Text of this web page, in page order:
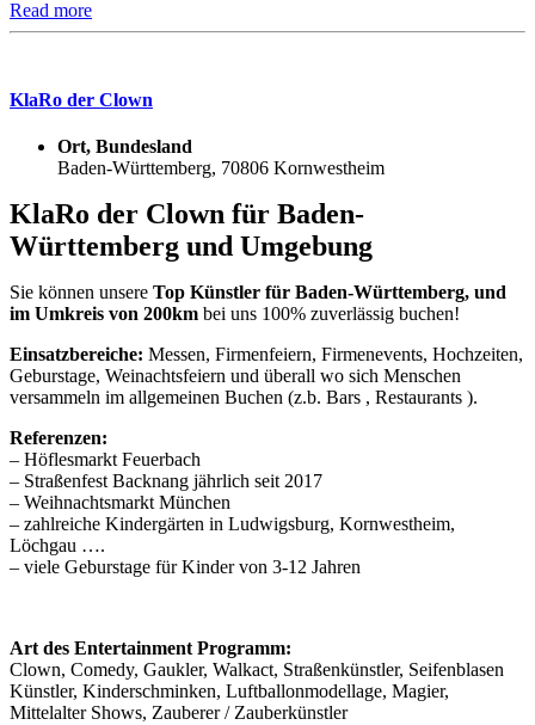
Read more
KlaRo der Clown
Ort, Bundesland
Baden-Württemberg, 70806 Kornwestheim
KlaRo der Clown für Baden-
Württemberg und Umgebung
Sie können unsere Top Künstler für Baden-Württemberg, und
im Umkreis von 200km bei uns 100% zuverlässig buchen!
Einsatzbereiche: Messen, Firmenfeiern, Firmenevents, Hochzeiten,
Geburstage, Weinachtsfeiern und überall wo sich Menschen
versammeln im allgemeinen Buchen (z.b. Bars , Restaurants ).
Referenzen:
– Höflesmarkt Feuerbach
– Straßenfest Backnang jährlich seit 2017
– Weihnachtsmarkt München
– zahlreiche Kindergärten in Ludwigsburg, Kornwestheim,
Löchgau ….
– viele Geburstage für Kinder von 3-12 Jahren
Art des Entertainment Programm:
Clown, Comedy, Gaukler, Walkact, Straßenkünstler, Seifenblasen
Künstler, Kinderschminken, Luftballonmodellage, Magier,
Mittelalter Shows, Zauberer / Zauberkünstler